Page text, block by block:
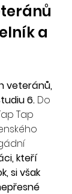
a
veteránů,
6. Do
Tap
kteří
si však